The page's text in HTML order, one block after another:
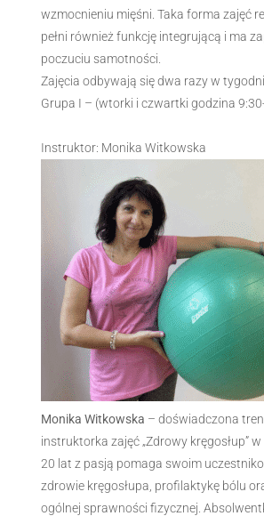
wzmocnieniu mięśni. Taka forma zajęć
pełni również funkcję integrującą i ma
poczuciu samotności.
Zajęcia odbywają się dwa razy w
Grupa I – (wtorki i czwartki godzina
Instruktor: Monika Witkowska
Monika Witkowska – doświadczona
instruktorka zajęć „Zdrowy kręgosłup”
20 lat z pasją pomaga swoim
zdrowie kręgosłupa, profilaktykę bólu
ogólnej sprawności fizycznej.